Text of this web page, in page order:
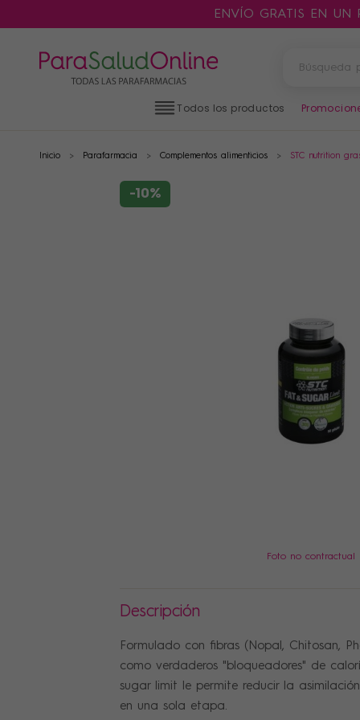
ENVÍO GRATIS EN UN
Todos los productos
Inicio Parafarmacia Complementos alimenticios STC nutrition
-10%
Foto no contractual
Descripción
Formulado con fibras (Nopal, Chitosan,
como verdaderos "bloqueadores" de
sugar limit le permite reducir la
en una sola etapa.